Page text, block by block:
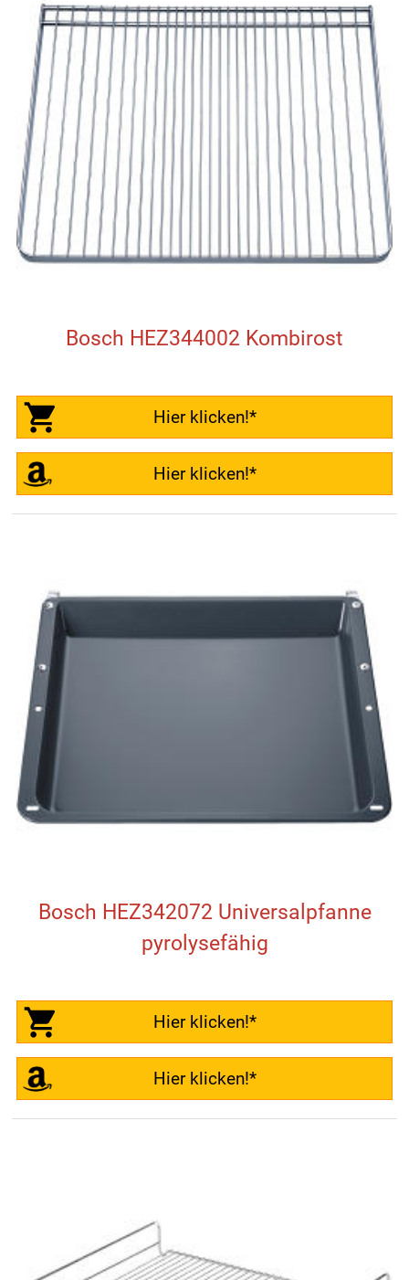
Bosch HEZ344002 Kombirost
Hier klicken!*
Hier klicken!*
Bosch HEZ342072 Universalpfanne
pyrolysefähig
Hier klicken!*
Hier klicken!*